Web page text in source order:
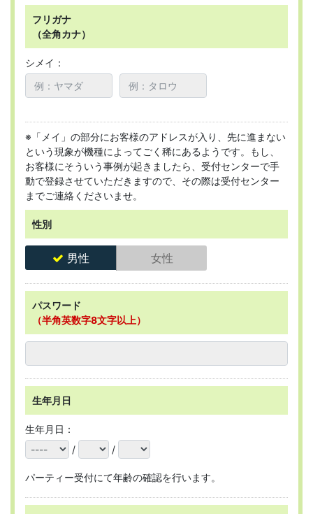
フリガナ
（全角カナ）
シメイ：
※「メイ」の部分にお客様のアドレスが入り、先に進まない
という現象が機種によってごく稀にあるようです。もし、
お客様にそういう事例が起きましたら、受付センターで手
動で登録させていただきますので、その際は受付センター
までご連絡くださいませ。
性別
男性 女性
パスワード
（半角英数字8文字以上）
生年月日
生年月日：
/
/
パーティー受付にて年齢の確認を行います。